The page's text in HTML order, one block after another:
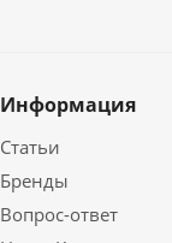
Информация
Статьи
Бренды
Вопрос-ответ